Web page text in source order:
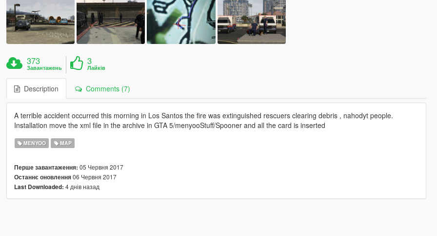
373
Завантажень
3
Лайків
Description Comments (7)
A terrible accident occurred this morning in Los Santos the fire was extinguished rescuers clearing debris , nahodyt people.
Installation move the xml file in the archive in GTA 5/menyooStuff/Spooner and all the card is inserted
MENYOO MAP
Перше завантаження: 05 Червня 2017
Останнє оновлення06 Червня 2017
Last Downloaded: 4 днів назад